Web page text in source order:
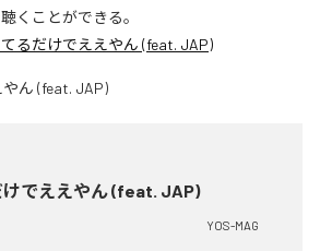
くことができる。
るだけでええやん (feat. JAP)
でええやん (feat. JAP)
YOS-MAG